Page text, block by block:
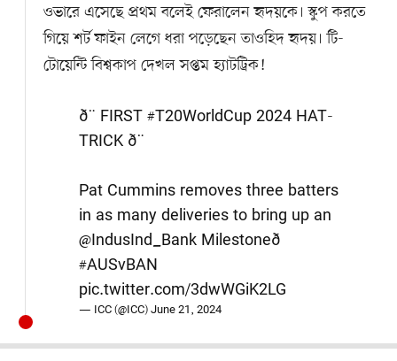
ওভারে এসেছে প্রথম বলেই ফেরালেন হৃদয়কে। স্কুপ করতে
গিয়ে শর্ট ফাইন লেগে ধরা পড়েছেন তাওহিদ হৃদয়। টি-
টোয়েন্টি বিশ্বকাপ দেখল সপ্তম হ্যাটট্রিক!
ð¨ FIRST #T20WorldCup2024 HAT-
TRICK ð¨
Pat Cummins removes three batters
in as many deliveries to bring up an
@IndusInd_BankMilestoneð
#AUSvBAN
pic.twitter.com/3dwWGiK2LG
— ICC (@ICC)June 21, 2024